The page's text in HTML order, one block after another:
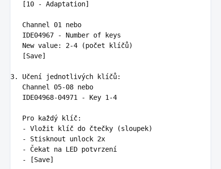
[10 - Adaptation]
   Channel 01 nebo
   IDE04967 - Number of keys
   New value
:
2-4 (počet klíčů)
[Save]
3. Učení jednotlivých klíčů:
Channel 05-08 nebo
   IDE04968-04971 - Key 1-4
   Pro každý klíč
:
-
Vložit klíč do čtečky (sloupek)
-
Stisknout unlock 2x
-
Čekat na LED potvrzení
-
[Save]